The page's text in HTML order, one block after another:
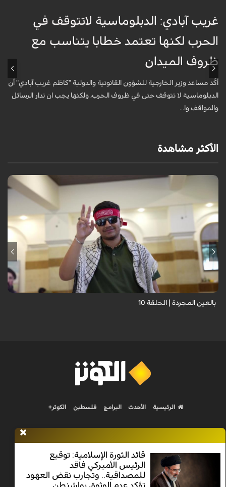
غريب آبادي: الدبلوماسية لاتتوقف في
الحرب لكنها تعتمد خطابا يتناسب مع
ظروف الميدان
أكّد مساعد وزير الخارجية للشؤون القانونية والدولية "كاظم غريب آبادي" أن
الدبلوماسية لا تتوقف حتى في ظروف الحرب، ولكنها يجب ان تدار الرسائل
والمواقف وا...
الأكثر مشاهدة
برنامج "بالعين المجردة" هو توثيق إنسانيٌّ شجاعٌ للحياة تحت وطأة الحرب،
حيث نستمع فيه إلى شهاداتٍ حيّةٍ لأشخاص عايشوا التفجيرات والدمار، فنرى
بعيونهم ت...
بالعين المجردة | الحلقة 10
قائد الثورة الإسلامية: توقيع
الرئيس الأميركي فاقد
للمصداقية.. وتجارب نقض العهود
الرئيسية الأحدث البرامج فلسطين الكوثر+
Nilesat 11900 V | Badr 8 11747 V | Badr5 12284 V